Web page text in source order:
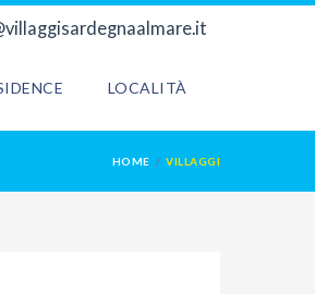
LOCALITÀ
HOME VILLAGGI